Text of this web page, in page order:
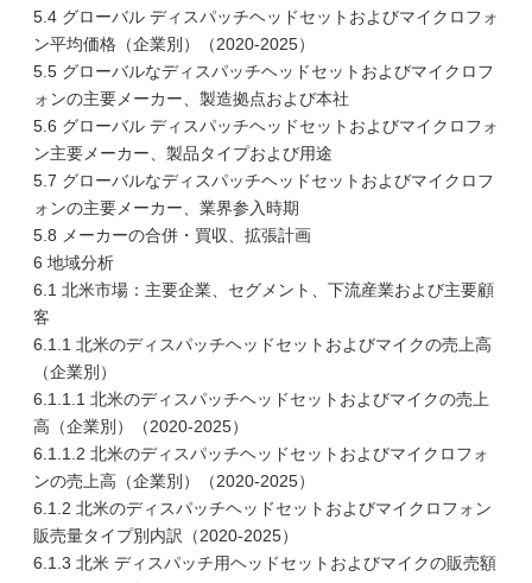
5.4 グローバル ディスパッチヘッドセットおよびマイクロフォ
ン平均価格（企業別）（2020-2025）
5.5 グローバルなディスパッチヘッドセットおよびマイクロフ
ォンの主要メーカー、製造拠点および本社
5.6 グローバル ディスパッチヘッドセットおよびマイクロフォ
ン主要メーカー、製品タイプおよび用途
5.7 グローバルなディスパッチヘッドセットおよびマイクロフ
ォンの主要メーカー、業界参入時期
5.8 メーカーの合併・買収、拡張計画
6 地域分析
6.1 北米市場：主要企業、セグメント、下流産業および主要顧
客
6.1.1 北米のディスパッチヘッドセットおよびマイクの売上高
（企業別）
6.1.1.1 北米のディスパッチヘッドセットおよびマイクの売上
高（企業別）（2020-2025）
6.1.1.2 北米のディスパッチヘッドセットおよびマイクロフォ
ンの売上高（企業別）（2020-2025）
6.1.2 北米のディスパッチヘッドセットおよびマイクロフォン
販売量タイプ別内訳（2020-2025）
6.1.3 北米 ディスパッチ用ヘッドセットおよびマイクの販売額